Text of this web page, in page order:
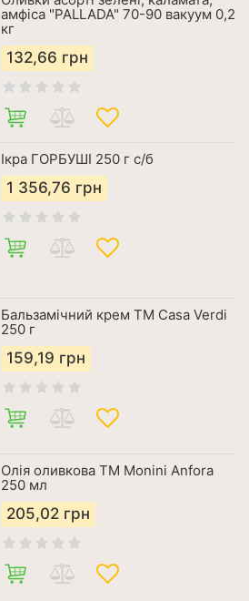
амфіса "PALLADA" 70-90 вакуум 0,2
кг
132,66 грн
Ікра ГОРБУШІ 250 г с/б
1 356,76 грн
Бальзамічний крем ТМ Casa Verdi
250 г
159,19 грн
Олія оливкова ТМ Monini Аnfora
250 мл
205,02 грн